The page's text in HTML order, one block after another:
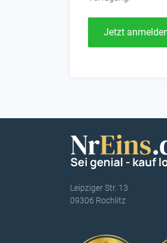
Jetzt
Leipziger Str. 13
09306 Rochlitz